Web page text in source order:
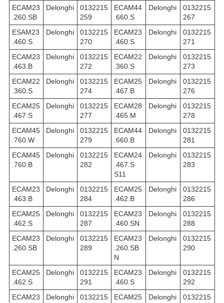
ECAM23
.260.SB
Delonghi
0132215
259
ECAM44
.660.S
Delonghi
0132215
267
ESAM23
.460.S
Delonghi
0132215
270
ECAM23
.460.S
Delonghi
0132215
271
ECAM23
.463.B
Delonghi
0132215
272
ECAM22
.360.S
Delonghi
0132215
273
ECAM22
.360.S
Delonghi
0132215
274
ECAM25
.467.B
Delonghi
0132215
276
ECAM25
.467.S
Delonghi
0132215
277
ECAM28
.465.M
Delonghi
0132215
278
ECAM45
.760.W
Delonghi
0132215
279
ECAM44
.660.B
Delonghi
0132215
281
ECAM45
.760.B
Delonghi
0132215
282
ECAM24
.467.S
S11
Delonghi
0132215
283
ECAM23
.463.B
Delonghi
0132215
284
ECAM25
.462.B
Delonghi
0132215
286
ECAM25
.462.S
Delonghi
0132215
287
ECAM23
.460.SN
Delonghi
0132215
288
ECAM23
.260.SB
Delonghi
0132215
289
ECAM23
.260.SB
N
Delonghi
0132215
290
ECAM25
.462.S
Delonghi
0132215
291
ECAM23
.460.S
Delonghi
0132215
292
ECAM23
Delonghi
0132215
ECAM25
Delonghi
0132215